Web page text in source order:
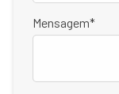
Mensagem